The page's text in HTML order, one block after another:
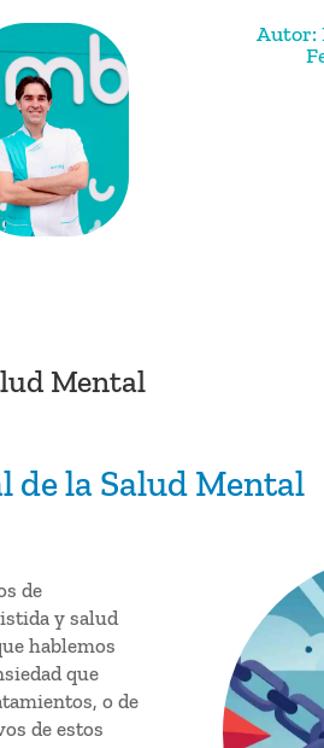
Autor:
Mental
de la Salud Mental
de
y salud
hablemos
que
o de
de estos